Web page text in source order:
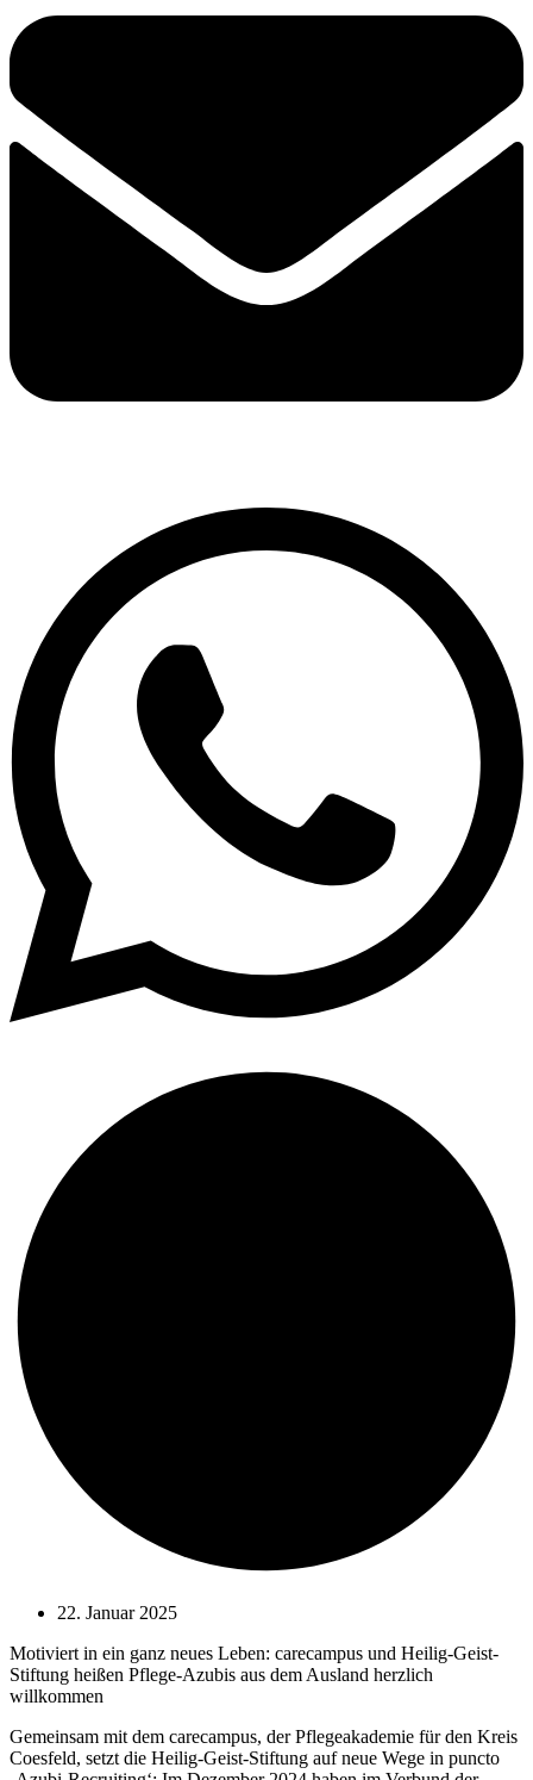
22. Januar 2025
Motiviert in ein ganz neues Leben: carecampus und Heilig-Geist-
Stiftung heißen Pflege-Azubis aus dem Ausland herzlich
willkommen
Gemeinsam mit dem carecampus, der Pflegeakademie für den Kreis
Coesfeld, setzt die Heilig-Geist-Stiftung auf neue Wege in puncto